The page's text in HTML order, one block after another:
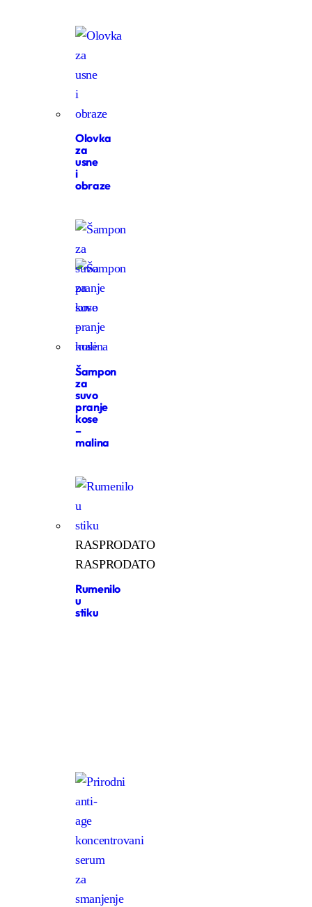
Olovka
za
usne
i
obraze
Šampon
za
suvo
pranje
kose
–
malina
RASPRODATO
RASPRODATO
Rumenilo
u
stiku